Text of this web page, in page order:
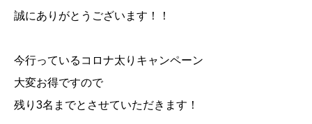
誠にありがとうございます！！
今行っているコロナ太りキャンペーン
大変お得ですので
残り 3名までとさせていただきます！